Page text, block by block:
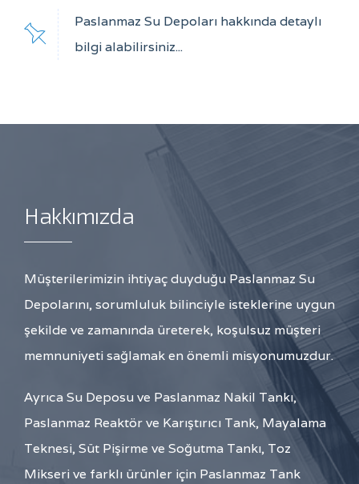
Paslanmaz Su Depoları hakkında detaylı
bilgi alabilirsiniz...
Hakkımızda
Müşterilerimizin ihtiyaç duyduğu Paslanmaz Su
Depolarını, sorumluluk bilinciyle isteklerine uygun
şekilde ve zamanında üreterek, koşulsuz müşteri
memnuniyeti sağlamak en önemli misyonumuzdur.
Ayrıca Su Deposu ve Paslanmaz Nakil Tankı,
Paslanmaz Reaktör ve Karıştırıcı Tank, Mayalama
Teknesi, Süt Pişirme ve Soğutma Tankı, Toz
Mikseri ve farklı ürünler için Paslanmaz Tank